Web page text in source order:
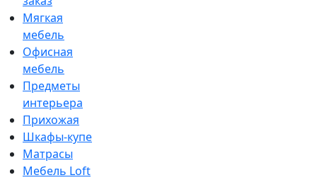
Мягкая
мебель
Офисная
мебель
Предметы
интерьера
Прихожая
Шкафы-купе
Матрасы
Мебель Loft